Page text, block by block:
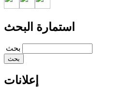
استمارة البحث
‏بحث ‏
إعلانات